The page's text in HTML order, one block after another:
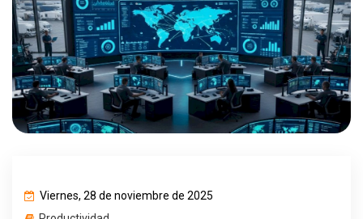
Viernes, 28 de noviembre de 2025